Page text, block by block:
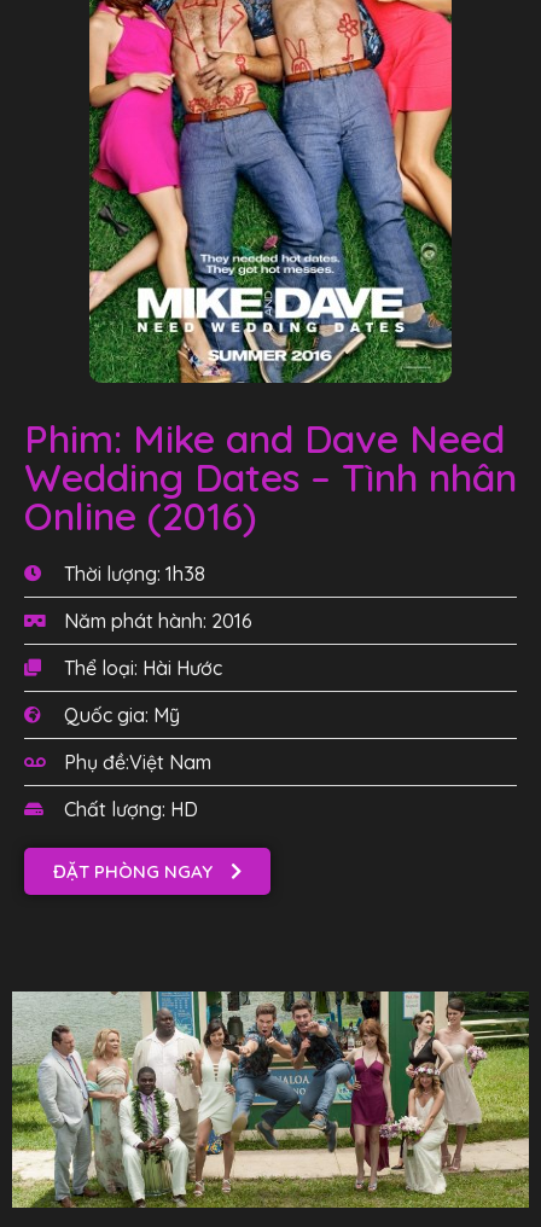
Phim: Mike and Dave Need
Wedding Dates – Tình nhân
Online (2016)
Thời lượng: 1h38
Năm phát hành: 2016
Thể loại: Hài Hước
Quốc gia: Mỹ
Phụ đề:Việt Nam
Chất lượng: HD
ĐẶT PHÒNG NGAY